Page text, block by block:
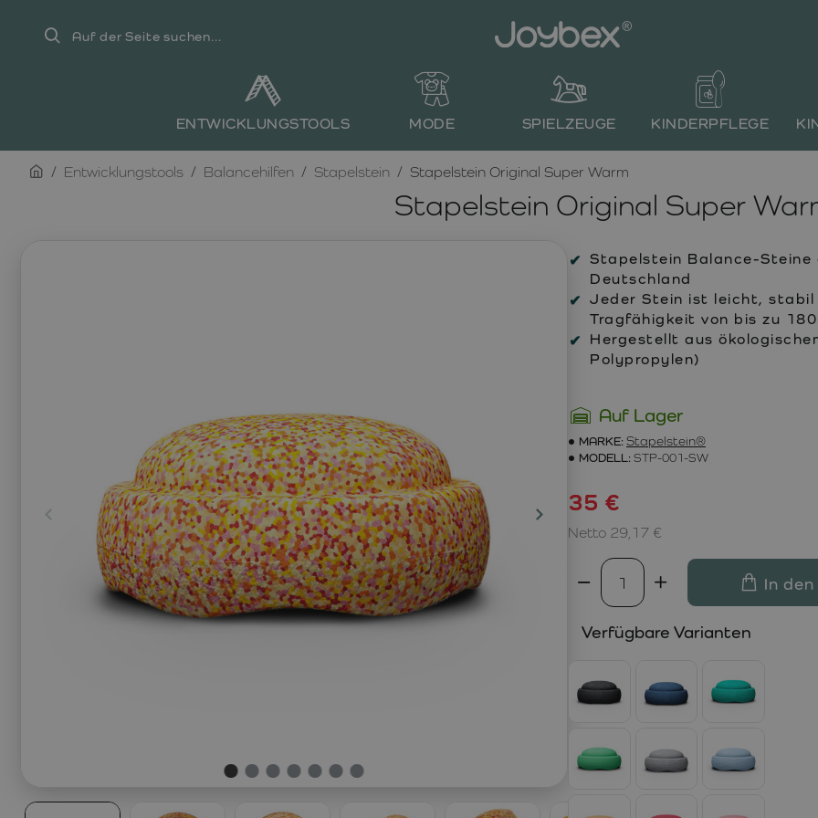
Auf
ENTWICKLUNGSTOOLS MODE SPIELZEUGE KINDERPFLEGE
Stapelstein Original Super
homeEntwicklungstools Balancehilfen Stapelstein Stapelstein Original Super Warm
Stapelstein Balance-Steine
Deutschland
Jeder Stein ist leicht, stabil
Tragfähigkeit von bis zu
Hergestellt aus
Polypropylen)
Auf Lager
MARKE: Stapelstein®
MODELL: STP-001-SW
35 €
Netto 29,17 €
In
Verfügbare Varianten